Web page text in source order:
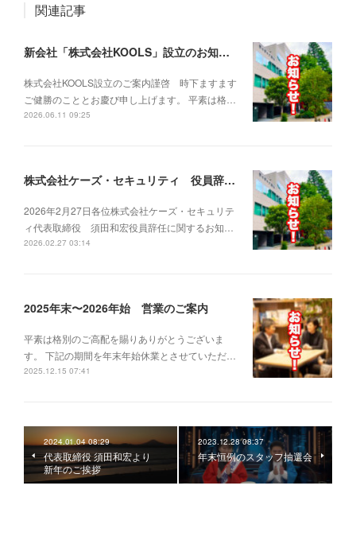
関連記事
新会社「株式会社KOOLS」設立のお知らせ
株式会社KOOLS設立のご案内謹啓 時下ますます
ご健勝のこととお慶び申し上げます。 平素は格…
2026.06.11 09:25
株式会社ケーズ・セキュリティ 役員辞任に関するお知らせ-2026.02.27
2026年2月27日各位株式会社ケーズ・セキュリテ
ィ代表取締役 須田和宏役員辞任に関するお知…
2026.02.27 03:14
2025年末〜2026年始 営業のご案内
平素は格別のご高配を賜りありがとうございま
す。 下記の期間を年末年始休業とさせていただ…
2025.12.15 07:41
2024.01.04 08:29
代表取締役 須田和宏より
新年のご挨拶
2023.12.28 08:37
年末恒例のスタッフ抽選会